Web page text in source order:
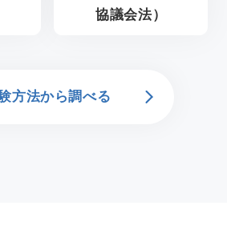
依頼方法について
協議会法）
方法から調べる